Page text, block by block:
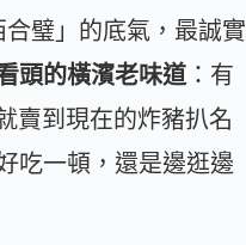
璧」的底氣，最誠實
頭的橫濱老味道 ：有
賣到現在的炸豬扒名
吃一頓，還是邊逛邊